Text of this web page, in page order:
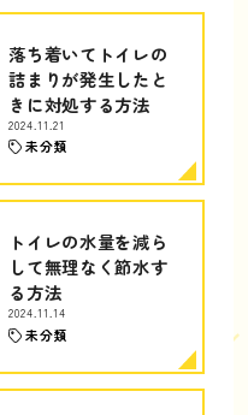
落ち着いてトイレの
詰まりが発生したと
きに対処する方法
2024.11.21
未分類
トイレの水量を減ら
して無理なく節水す
る方法
2024.11.14
未分類